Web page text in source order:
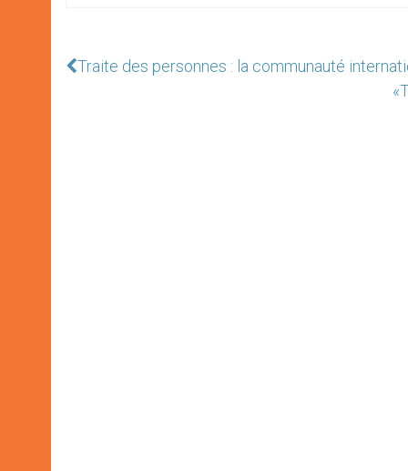
Traite des personnes : la communauté